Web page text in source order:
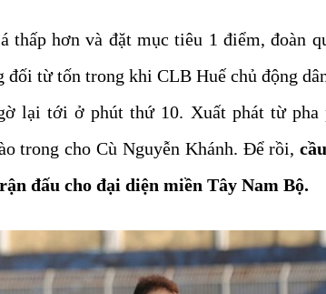
thấp hơn và đặt mục tiêu 1 điểm, đoàn
đối từ tốn trong khi CLB Huế chủ động
lại tới ở phút thứ 10. Xuất phát từ pha
trong cho Cù Nguyễn Khánh. Để rồi,
đấu cho đại diện miền Tây Nam Bộ.